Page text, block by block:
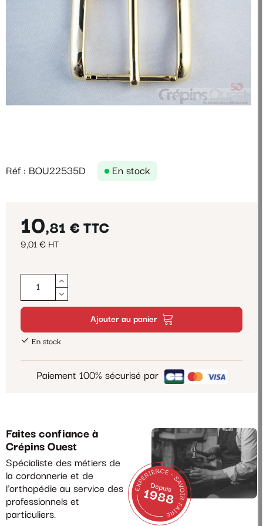
Réf : BOU22535D En stock
10,81 € TTC
9,01 € HT
Ajouter au panier
En stock
Paiement 100% sécurisé par
Faites confiance à
Crépins Ouest
Spécialiste des métiers de
la cordonnerie et de
l’orthopédie au service des
professionnels et
particuliers.